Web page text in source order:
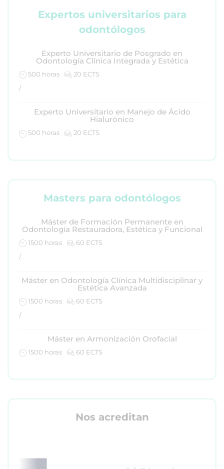
Expertos universitarios para
odontólogos
Experto Universitario de Posgrado en
Odontología Clínica Integrada y Estética
500 horas
20 ECTS
/
Experto Universitario en Manejo de Ácido
Hialurónico
500 horas 20 ECTS
Masters para odontólogos
Máster de Formación Permanente en
Odontología Restauradora, Estética y Funcional
1500 horas
60 ECTS
/
Máster en Odontología Clínica Multidisciplinar y
Estética Avanzada
1500 horas
60 ECTS
/
Máster en Armonización Orofacial
1500 horas 60 ECTS
Nos acreditan